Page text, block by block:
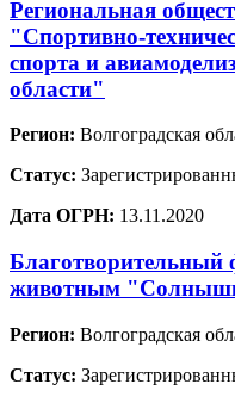
Региональная
"Спортивно-
спорта и
области"
Регион: Волгоградская
Статус:
Дата ОГРН: 13.11.2020
животным
Регион: Волгоградская
Статус: